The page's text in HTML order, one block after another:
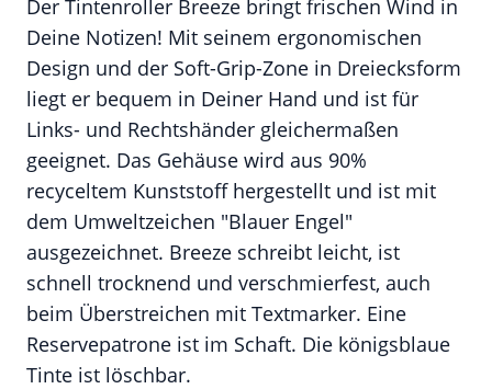
Der Tintenroller Breeze bringt frischen Wind in
Deine Notizen! Mit seinem ergonomischen
Design und der Soft-Grip-Zone in Dreiecksform
liegt er bequem in Deiner Hand und ist für
Links- und Rechtshänder gleichermaßen
geeignet. Das Gehäuse wird aus 90%
recyceltem Kunststoff hergestellt und ist mit
dem Umweltzeichen "Blauer Engel"
ausgezeichnet. Breeze schreibt leicht, ist
schnell trocknend und verschmierfest, auch
beim Überstreichen mit Textmarker. Eine
Reservepatrone ist im Schaft. Die königsblaue
Tinte ist löschbar.